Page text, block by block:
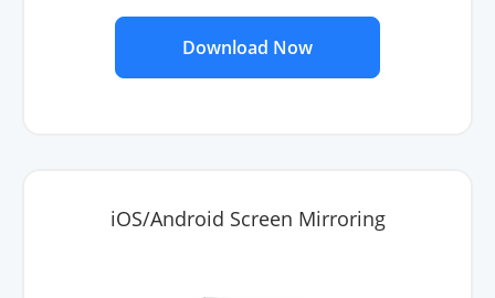
Download Now
iOS/Android Screen Mirroring